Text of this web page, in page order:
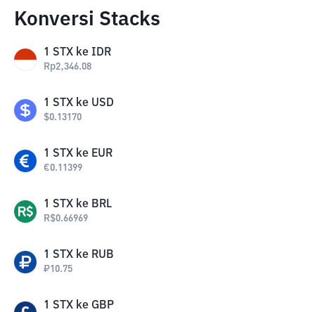
Konversi Stacks
1 STX ke IDR
Rp2,346.08
1 STX ke USD
$0.13170
1 STX ke EUR
€0.11399
1 STX ke BRL
R$0.66969
1 STX ke RUB
₽10.75
1 STX ke GBP